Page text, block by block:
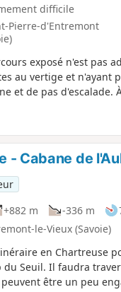
difficile
Pierre-d'Entremont
exposé n'est pas
au vertige et n'ayant
et de pas d'escalade.
en boucle
de Fouda Blanc et
le plus long de la
peu moins exposé et
dernier moins large,
par temps humide,
instables, à franchir
se fait par le
À la sortie des sangles,
aussi Truc, puis
Blanc que l'on
à l'Échelle. La
- Cabane de
+882 m -336 m
le-Vieux (Savoie)
en Chartreuse
du Seuil. Il faudra
être un peu